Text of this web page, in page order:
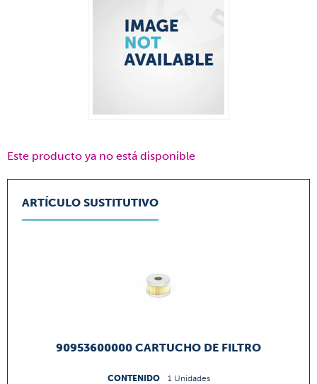
Este producto ya no está disponible
ARTÍCULO SUSTITUTIVO
90953600000 CARTUCHO DE FILTRO
CONTENIDO 1 Unidades